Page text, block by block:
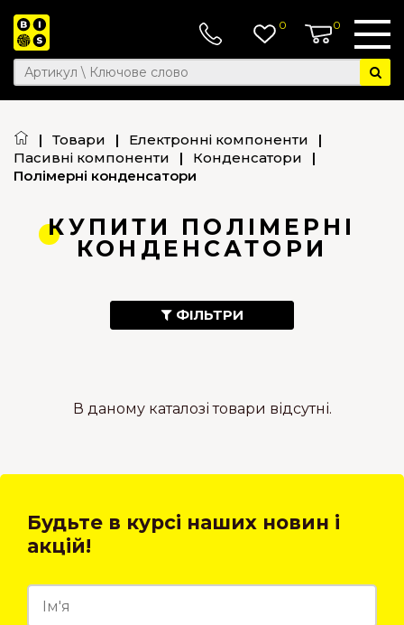
0 0
| Товари | Електронні компоненти
|
Пасивні компоненти
| Конденсатори
|
Полімерні конденсатори
КУПИТИ ПОЛІМЕРНІ
КОНДЕНСАТОРИ
ФІЛЬТРИ
В даному каталозі товари відсутні.
Будьте в курсі наших новин і
акцій!